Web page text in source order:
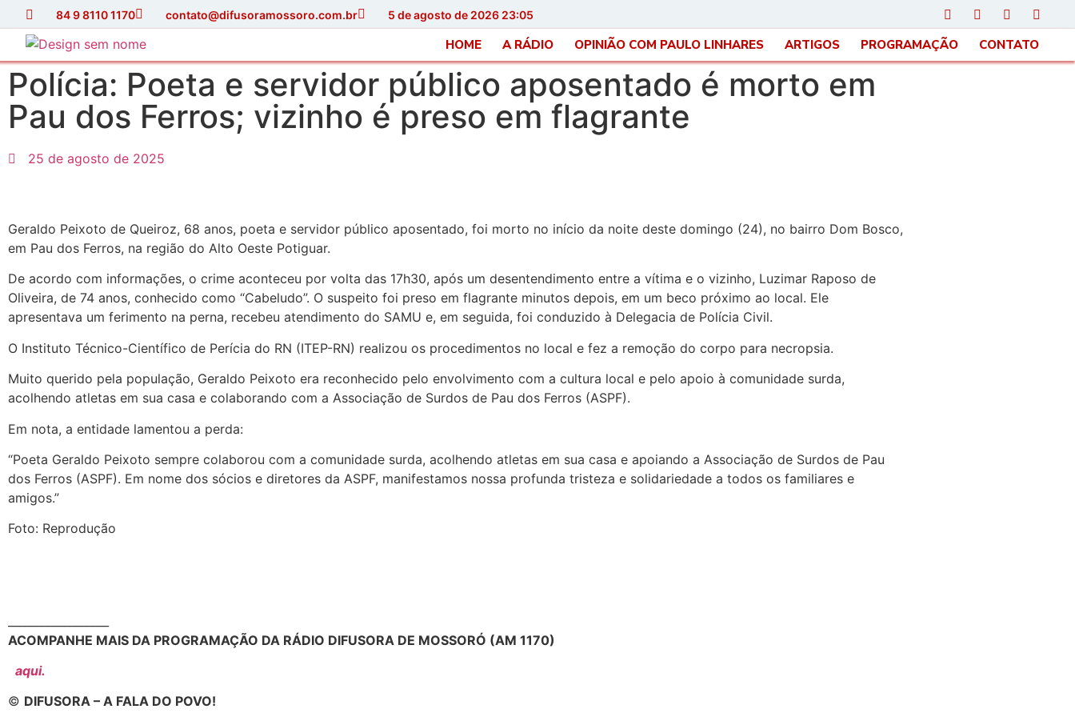
84 9 8110 1170 contato@difusoramossoro.com.br 5 de agosto de 2026 23:05
HOME A RÁDIO OPINIÃO COM PAULO LINHARES ARTIGOS PROGRAMAÇÃO CONTATO
Polícia: Poeta e servidor público aposentado é morto em
Pau dos Ferros; vizinho é preso em flagrante
25 de agosto de 2025
Geraldo Peixoto de Queiroz, 68 anos, poeta e servidor público aposentado, foi morto no início da noite deste domingo (24), no bairro Dom Bosco,
em Pau dos Ferros, na região do Alto Oeste Potiguar.
De acordo com informações, o crime aconteceu por volta das 17h30, após um desentendimento entre a vítima e o vizinho, Luzimar Raposo de
Oliveira, de 74 anos, conhecido como “Cabeludo”. O suspeito foi preso em flagrante minutos depois, em um beco próximo ao local. Ele
apresentava um ferimento na perna, recebeu atendimento do SAMU e, em seguida, foi conduzido à Delegacia de Polícia Civil.
O Instituto Técnico-Científico de Perícia do RN (ITEP-RN) realizou os procedimentos no local e fez a remoção do corpo para necropsia.
Muito querido pela população, Geraldo Peixoto era reconhecido pelo envolvimento com a cultura local e pelo apoio à comunidade surda,
acolhendo atletas em sua casa e colaborando com a Associação de Surdos de Pau dos Ferros (ASPF).
Em nota, a entidade lamentou a perda:
“Poeta Geraldo Peixoto sempre colaborou com a comunidade surda, acolhendo atletas em sua casa e apoiando a Associação de Surdos de Pau
dos Ferros (ASPF). Em nome dos sócios e diretores da ASPF, manifestamos nossa profunda tristeza e solidariedade a todos os familiares e
amigos.”
Foto: Reprodução
ACOMPANHE MAIS DA PROGRAMAÇÃO DA RÁDIO DIFUSORA DE MOSSORÓ (AM 1170)
aqui.
© DIFUSORA – A FALA DO POVO!